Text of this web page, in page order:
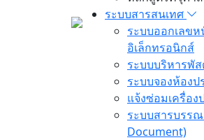
ระบบสารสนเทศ
ระบบออกเลข
อิเล็กทรอนิกส์
ระบบบริหารพั
ระบบจองห้องป
แจ้งซ่อมเครื่อง
ระบบสารบรร
Document)